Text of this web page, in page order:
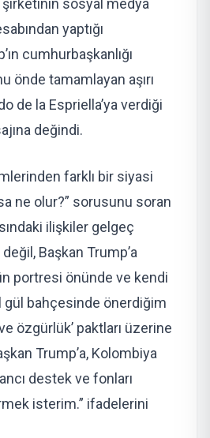
şirketinin sosyal medya
yaptığı
cumhurbaşkanlığı
önde tamamlayan aşırı
de la Espriella’ya verdiği
değindi.
farklı bir siyasi
ne olur?” sorusunu soran
ilişkiler gelgeç
Başkan Trump’a
portresi önünde ve kendi
gül bahçesinde önerdiğim
özgürlük’ paktları üzerine
Trump’a, Kolombiya
destek ve fonları
isterim.” ifadelerini